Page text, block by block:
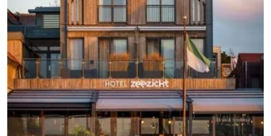
-
Vlieduyn
Campingplätze
Hotels
Lastminutes
Strand